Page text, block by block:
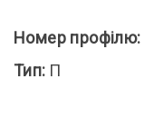
Номер профілю:
Тип: П